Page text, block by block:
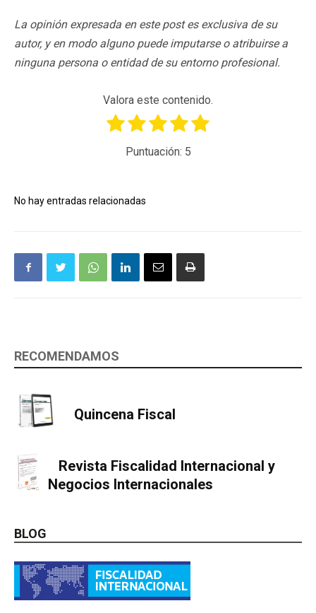
La opinión expresada en este post es exclusiva de su
autor, y en modo alguno puede imputarse o atribuirse a
ninguna persona o entidad de su entorno profesional.
Valora este contenido.
Puntuación: 5
No hay entradas relacionadas
RECOMENDAMOS
Quincena Fiscal
Revista Fiscalidad Internacional y
Negocios Internacionales
BLOG